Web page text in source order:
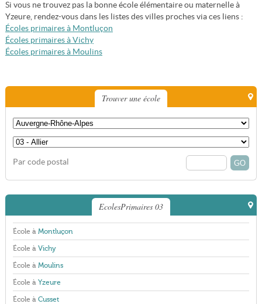
Si vous ne trouvez pas la bonne école élémentaire ou maternelle à
Yzeure, rendez-vous dans les listes des villes proches via ces liens :
Écoles primaires à Montluçon
Écoles primaires à Vichy
Écoles primaires à Moulins
Trouver une école
Par code postal
EcolesPrimaires 03
École à Montluçon
École à Vichy
École à Moulins
École à Yzeure
École à Cusset